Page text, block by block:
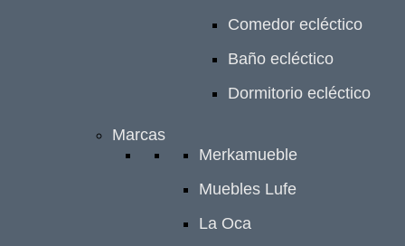
Comedor ecléctico
Baño ecléctico
Dormitorio ecléctico
Marcas
Merkamueble
Muebles Lufe
La Oca